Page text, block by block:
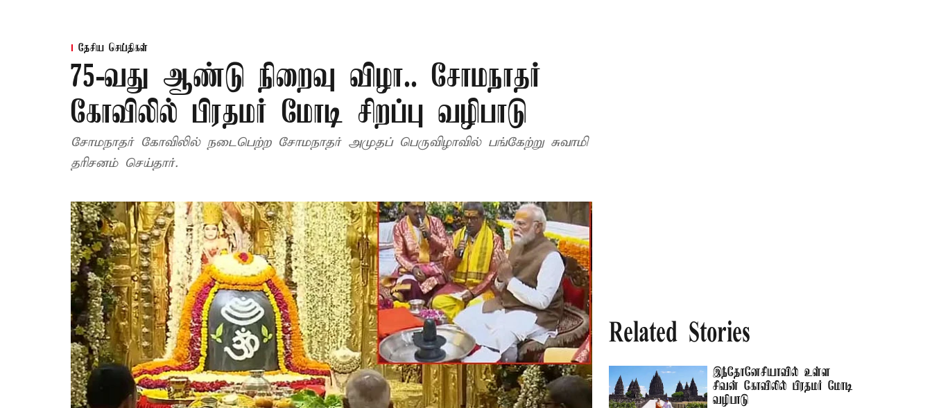
தேசிய செய்திகள்
75-வது ஆண்டு நிறைவு விழா.. சோமநாதர்
கோவிலில் பிரதமர் மோடி சிறப்பு வழிபாடு
சோமநாதர் கோவிலில் நடைபெற்ற சோமநாதர் அமுதப் பெருவிழாவில் பங்கேற்று சுவாமி
தரிசனம் செய்தார்.
Related Stories
இந்தோனேசியாவில் உள்ள
சிவன் கோவிலில் பிரதமர் மோடி
வழிபாடு